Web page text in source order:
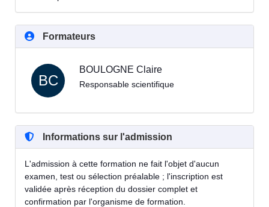
Formateurs
BC
BOULOGNE Claire
Responsable scientifique
Informations sur l'admission
L'admission à cette formation ne fait l'objet d'aucun
examen, test ou sélection préalable ; l'inscription est
validée après réception du dossier complet et
confirmation par l'organisme de formation.